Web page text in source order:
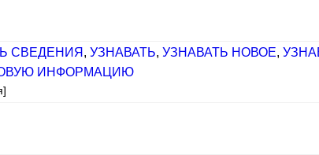
СВЕДЕНИЯ , УЗНАВАТЬ, УЗНАВАТЬ НОВОЕ,
ИНФОРМАЦИЮ